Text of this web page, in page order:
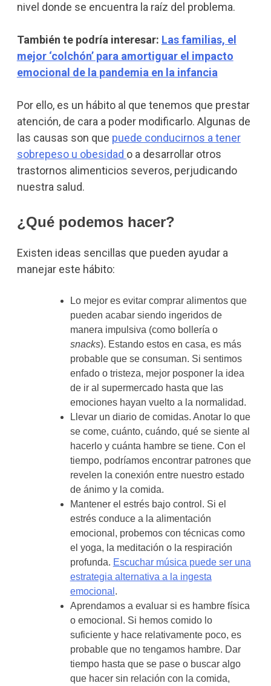
nivel donde se encuentra la raíz del problema.
También te podría interesar: Las familias, el
mejor ‘colchón’ para amortiguar el impacto
emocional de la pandemia en la infancia
Por ello, es un hábito al que tenemos que prestar
atención, de cara a poder modificarlo. Algunas de
las causas son que puede conducirnos a tener
sobrepeso u obesidad o a desarrollar otros
trastornos alimenticios severos, perjudicando
nuestra salud.
¿Qué podemos hacer?
Existen ideas sencillas que pueden ayudar a
manejar este hábito:
Lo mejor es evitar comprar alimentos que
pueden acabar siendo ingeridos de
manera impulsiva (como bollería o
snacks). Estando estos en casa, es más
probable que se consuman. Si sentimos
enfado o tristeza, mejor posponer la idea
de ir al supermercado hasta que las
emociones hayan vuelto a la normalidad.
Llevar un diario de comidas. Anotar lo que
se come, cuánto, cuándo, qué se siente al
hacerlo y cuánta hambre se tiene. Con el
tiempo, podríamos encontrar patrones que
revelen la conexión entre nuestro estado
de ánimo y la comida.
Mantener el estrés bajo control. Si el
estrés conduce a la alimentación
emocional, probemos con técnicas como
el yoga, la meditación o la respiración
profunda. Escuchar música puede ser una
estrategia alternativa a la ingesta
emocional .
Aprendamos a evaluar si es hambre física
o emocional. Si hemos comido lo
suficiente y hace relativamente poco, es
probable que no tengamos hambre. Dar
tiempo hasta que se pase o buscar algo
que hacer sin relación con la comida,